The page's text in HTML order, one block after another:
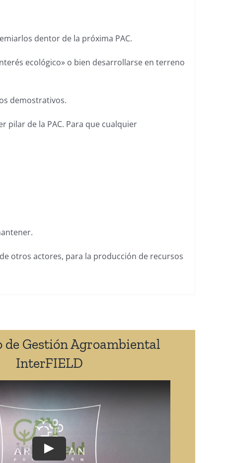
dentor de la próxima PAC.
ecológico» o bien desarrollarse en terreno
demostrativos.
pilar de la PAC. Para que cualquier
otros actores, para la producción de recursos
de Gestión Agroambiental
InterFIELD